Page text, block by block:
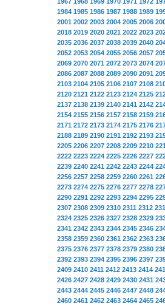
1984 1985 1986 1987 1988 1989
2001 2002 2003 2004 2005 2006
2018 2019 2020 2021 2022 2023
2035 2036 2037 2038 2039 2040
2052 2053 2054 2055 2056 2057
2069 2070 2071 2072 2073 2074
2086 2087 2088 2089 2090 2091
2103 2104 2105 2106 2107 2108
2120 2121 2122 2123 2124 2125
2137 2138 2139 2140 2141 2142
2154 2155 2156 2157 2158 2159
2171 2172 2173 2174 2175 2176
2188 2189 2190 2191 2192 2193
2205 2206 2207 2208 2209 2210
2222 2223 2224 2225 2226 2227
2239 2240 2241 2242 2243 2244
2256 2257 2258 2259 2260 2261
2273 2274 2275 2276 2277 2278
2290 2291 2292 2293 2294 2295
2307 2308 2309 2310 2311 2312
2324 2325 2326 2327 2328 2329
2341 2342 2343 2344 2345 2346
2358 2359 2360 2361 2362 2363
2375 2376 2377 2378 2379 2380
2392 2393 2394 2395 2396 2397
2409 2410 2411 2412 2413 2414
2426 2427 2428 2429 2430 2431
2443 2444 2445 2446 2447 2448
2460 2461 2462 2463 2464 2465